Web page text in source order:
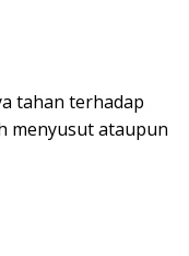
tahan terhadap
menyusut ataupun